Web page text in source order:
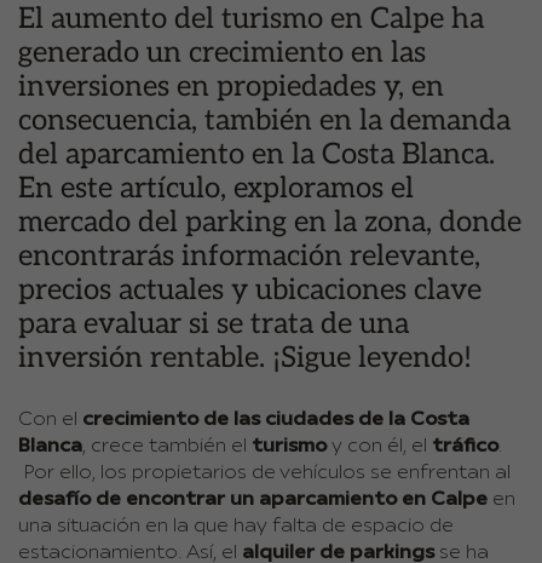
El aumento del turismo en Calpe ha
generado un crecimiento en las
inversiones en propiedades y, en
consecuencia, también en la demanda
del aparcamiento en la Costa Blanca.
En este artículo, exploramos el
mercado del parking en la zona, donde
encontrarás información relevante,
precios actuales y ubicaciones clave
para evaluar si se trata de una
inversión rentable. ¡Sigue leyendo!
Con el crecimiento de las ciudades de la Costa
Blanca , crece también el turismoy con él, el tráfico.
Por ello, los propietarios de vehículos se enfrentan al
desafío de encontrar un aparcamiento en Calpe en
una situación en la que hay falta de espacio de
estacionamiento. Así, el alquiler de parkings se ha